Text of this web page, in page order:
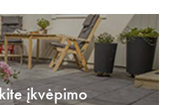
įkvėpimo